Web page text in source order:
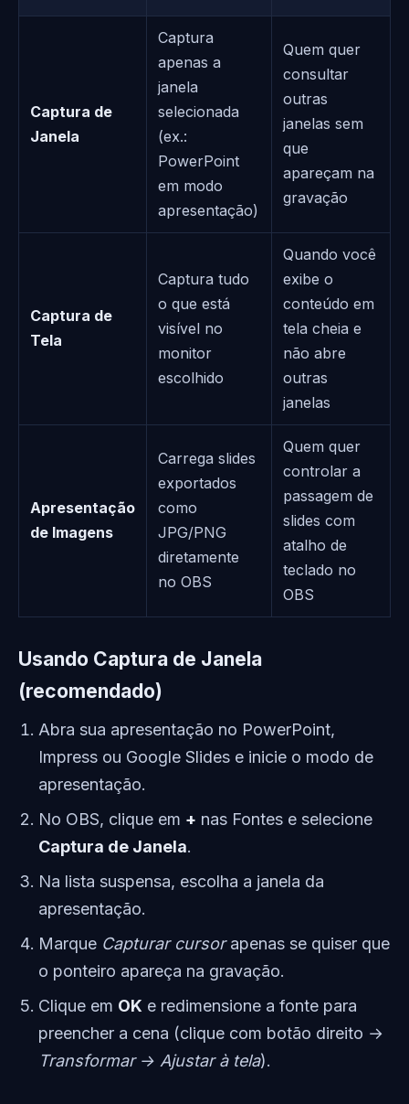
Captura de
Janela
Captura
apenas a
janela
selecionada
(ex.:
PowerPoint
em modo
apresentação)
Quem quer
consultar
outras
janelas sem
que
apareçam na
gravação
Captura de
Tela
Captura tudo
o que está
visível no
monitor
escolhido
Quando você
exibe o
conteúdo em
tela cheia e
não abre
outras
janelas
Apresentação
de Imagens
Carrega slides
exportados
como
JPG/PNG
diretamente
no OBS
Quem quer
controlar a
passagem de
slides com
atalho de
teclado no
OBS
Usando Captura de Janela
(recomendado)
Abra sua apresentação no PowerPoint,
Impress ou Google Slides e inicie o modo de
apresentação.
No OBS, clique em + nas Fontes e selecione
Captura de Janela.
Na lista suspensa, escolha a janela da
apresentação.
Marque Capturar cursorapenas se quiser que
o ponteiro apareça na gravação.
Clique em OK e redimensione a fonte para
preencher a cena (clique com botão direito →
Transformar → Ajustar à tela).